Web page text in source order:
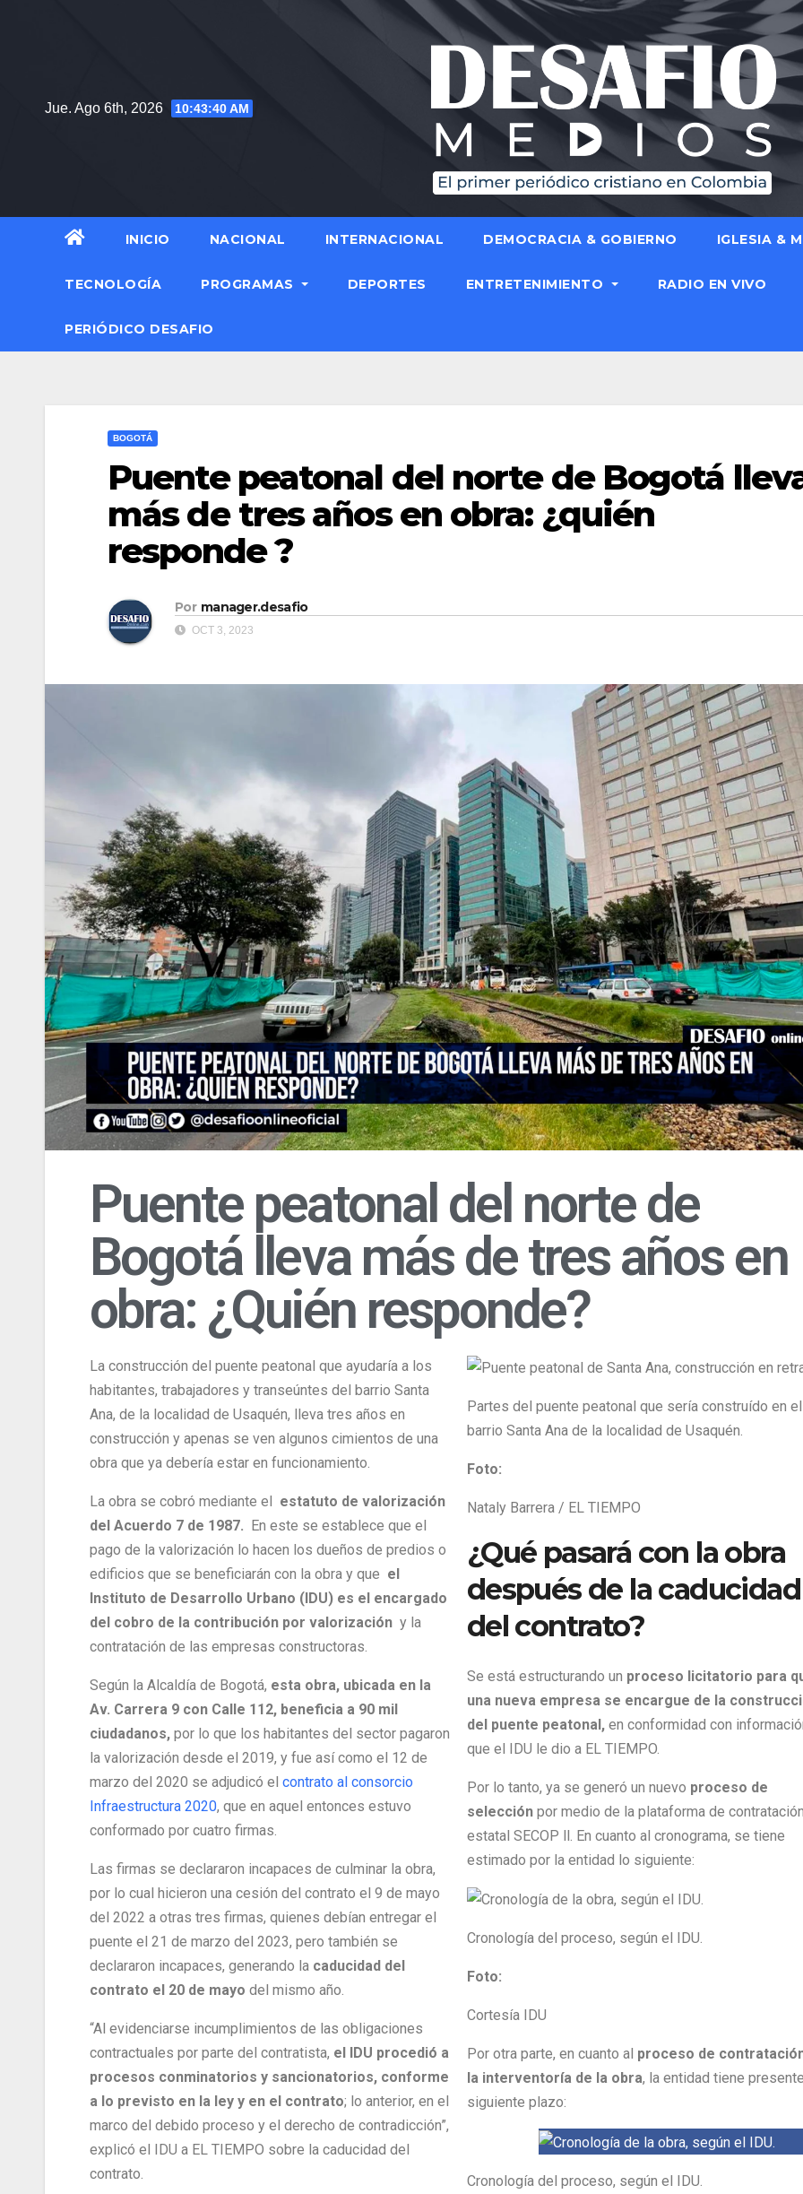
Jue. Ago 6th, 2026 10:43:41 AM
INICIO NACIONAL INTERNACIONAL DEMOCRACIA & GOBIERNO IGLESIA &
TECNOLOGÍA PROGRAMAS DEPORTES ENTRETENIMIENTO RADIO EN VIVO
PERIÓDICO DESAFIO
BOGOTÁ
Puente peatonal del norte de Bogotá
más de tres años en obra: ¿quién
responde ?
Por manager.desafio
OCT 3, 2023
Puente peatonal del norte de
Bogotá lleva más de tres años en
obra: ¿Quién responde?
La construcción del puente peatonal que ayudaría a los
habitantes, trabajadores y transeúntes del barrio Santa
Ana, de la localidad de Usaquén, lleva tres años en
construcción y apenas se ven algunos cimientos de una
obra que ya debería estar en funcionamiento.
La obra se cobró mediante el estatuto de valorización
del Acuerdo 7 de 1987.
En este se establece que el
pago de la valorización lo hacen los dueños de predios o
edificios que se beneficiarán con la obra y que el
Instituto de Desarrollo Urbano (IDU) es el encargado
del cobro de la contribución por valorización y la
contratación de las empresas constructoras.
Según la Alcaldía de Bogotá, esta obra, ubicada en la
Av. Carrera 9 con Calle 112, beneficia a 90 mil
ciudadanos, por lo que los habitantes del sector pagaron
la valorización desde el 2019, y fue así como el 12 de
marzo del 2020 se adjudicó el contrato al consorcio
Infraestructura 2020, que en aquel entonces estuvo
conformado por cuatro firmas.
Las firmas se declararon incapaces de culminar la obra,
por lo cual hicieron una cesión del contrato el 9 de mayo
del 2022 a otras tres firmas, quienes debían entregar el
puente el 21 de marzo del 2023, pero también se
declararon incapaces, generando la caducidad del
contrato el 20 de mayo del mismo año.
“Al evidenciarse incumplimientos de las obligaciones
contractuales por parte del contratista, el IDU procedió a
procesos conminatorios y sancionatorios, conforme
a lo previsto en la ley y en el contrato; lo anterior, en el
marco del debido proceso y el derecho de contradicción”,
explicó el IDU a EL TIEMPO sobre la caducidad del
contrato.
Partes del puente peatonal que sería construído en el
barrio Santa Ana de la localidad de Usaquén.
Foto:
Nataly Barrera / EL TIEMPO
¿Qué pasará con la obra
después de la caducidad
del contrato?
Se está estructurando un proceso licitatorio para
una nueva empresa se encargue de la
del puente peatonal,en conformidad con
que el IDU le dio a EL TIEMPO.
Por lo tanto, ya se generó un nuevo proceso de
selecciónpor medio de la plataforma de contratación
estatal SECOP ll. En cuanto al cronograma, se tiene
estimado por la entidad lo siguiente:
Cronología del proceso, según el IDU.
Foto:
Cortesía IDU
Por otra parte, en cuanto al proceso de
la interventoría de la obra, la entidad tiene
siguiente plazo:
Cronología del proceso, según el IDU.